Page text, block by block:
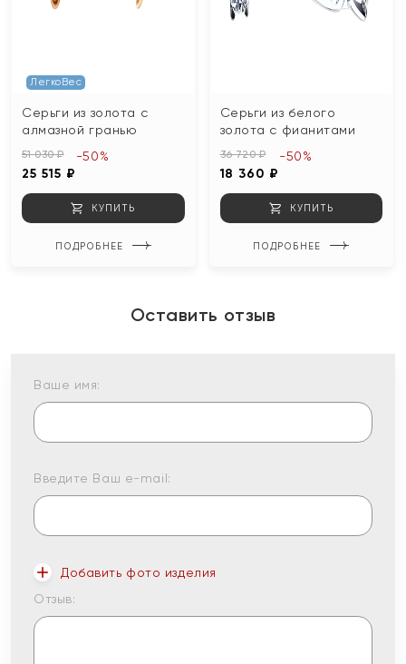
ЛегкоВес
Серьги из золота с
алмазной гранью
51 030 ₽
25 515 ₽
-50%
КУПИТЬ
ПОДРОБНЕЕ
Серьги из белого
золота с фианитами
36 720 ₽
18 360 ₽
-50%
КУПИТЬ
ПОДРОБНЕЕ
Оставить отзыв
Ваше имя:
Введите Ваш e-mail:
Добавить фото изделия
Отзыв: